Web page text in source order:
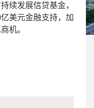
续发展信贷基金，
亿美元金融支持，加
机。